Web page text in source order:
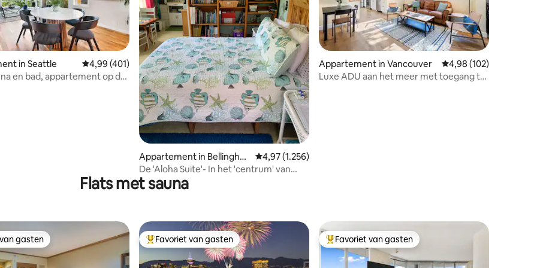
4,96 op 5, 206 recensies
in Seattle Gemiddelde beoordeling van 4,99 op 5, 401 recensies
4,99 (401)
en bad, appartement op de
Appartement in Bellingha
m
Gemiddelde beoordeling van 4,97 op 5, 1.256 recensies
4,97 (1.256)
De 'Aloha Suite'- In het 'centrum' van
Whatcom County
Appartement in Vancouver Gemiddelde
4,98 (102)
Luxe ADU aan het meer met toegang tot
Flats met sauna
gasten
gasten Topfavoriet van gasten
Favoriet van gasten Topfavoriet van gasten
Favoriet van gasten